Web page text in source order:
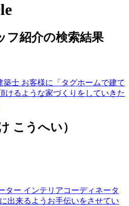
フ紹介の検索結果
築士 お客様に「タグホームで建て
けるような家づくりをしていきた
こうへい）
ター インテリアコーディネータ
出来るようお手伝いをさせてい